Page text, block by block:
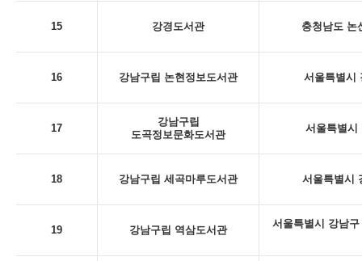
15 강경도서관 충청남도 논
16 강남구립 논현정보도서관 서울특별시
17
강남구립
도곡정보문화도서관
서울특별시
18 강남구립 세곡마루도서관 서울특별시
19 강남구립 역삼도서관
서울특별시 강남